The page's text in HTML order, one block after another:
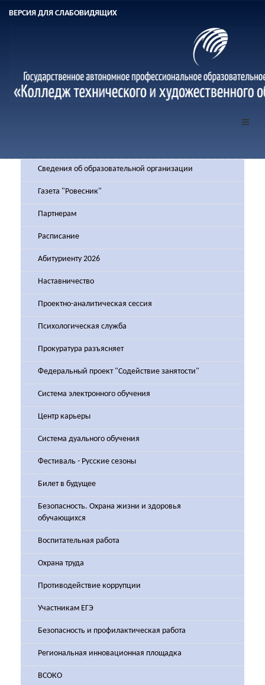
ВЕРСИЯ ДЛЯ СЛАБОВИДЯЩИХ
Сведения об образовательной организации
Газета "Ровесник"
Партнерам
Расписание
Абитуриенту 2026
Наставничество
Проектно-аналитическая сессия
Психологическая служба
Прокуратура разъясняет
Федеральный проект "Содействие занятости"
Система электронного обучения
Центр карьеры
Система дуального обучения
Фестиваль - Русские сезоны
Билет в будущее
Безопасность. Охрана жизни и здоровья
обучающихся
Воспитательная работа
Охрана труда
Противодействие коррупции
Участникам ЕГЭ
Безопасность и профилактическая работа
Региональная инновационная площадка
ВСОКО